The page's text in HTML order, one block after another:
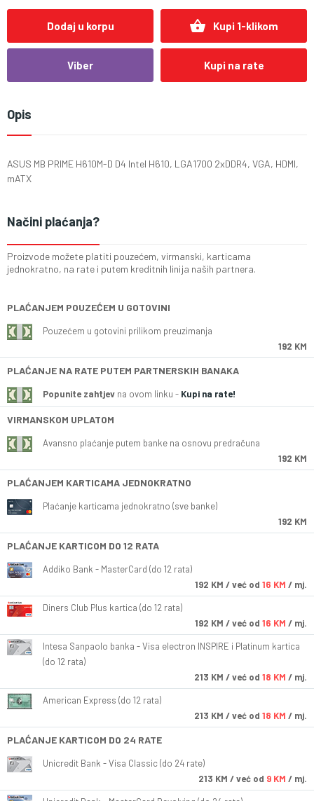
Dodaj u korpu shopping_basket Kupi 1-klikom
Viber Kupi na rate
Opis
ASUS MB PRIME H610M-D D4 Intel H610, LGA1700 2xDDR4, VGA, HDMI,
mATX
Načini plaćanja?
Proizvode možete platiti pouzećem, virmanski, karticama
jednokratno, na rate i putem kreditnih linija naših partnera.
PLAĆANJEM POUZEĆEM U GOTOVINI
Pouzećem u gotovini prilikom preuzimanja
192 KM
PLAĆANJE NA RATE PUTEM PARTNERSKIH BANAKA
Popunite zahtjev na ovom linku - Kupi na rate!
VIRMANSKOM UPLATOM
Avansno plaćanje putem banke na osnovu predračuna
192 KM
PLAĆANJEM KARTICAMA JEDNOKRATNO
Plaćanje karticama jednokratno (sve banke)
192 KM
PLAĆANJE KARTICOM DO 12 RATA
Addiko Bank - MasterCard (do 12 rata)
192 KM / već od 16 KM / mj.
Diners Club Plus kartica (do 12 rata)
192 KM / već od 16 KM / mj.
Intesa Sanpaolo banka - Visa electron INSPIRE i Platinum kartica
(do 12 rata)
213 KM / već od 18 KM / mj.
American Express (do 12 rata)
213 KM / već od 18 KM / mj.
PLAĆANJE KARTICOM DO 24 RATE
Unicredit Bank - Visa Classic (do 24 rate)
213 KM / već od 9 KM / mj.